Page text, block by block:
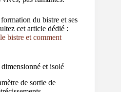
du bistre et ses
cet article dédié :
bistre et comment
et isolé
de sortie de